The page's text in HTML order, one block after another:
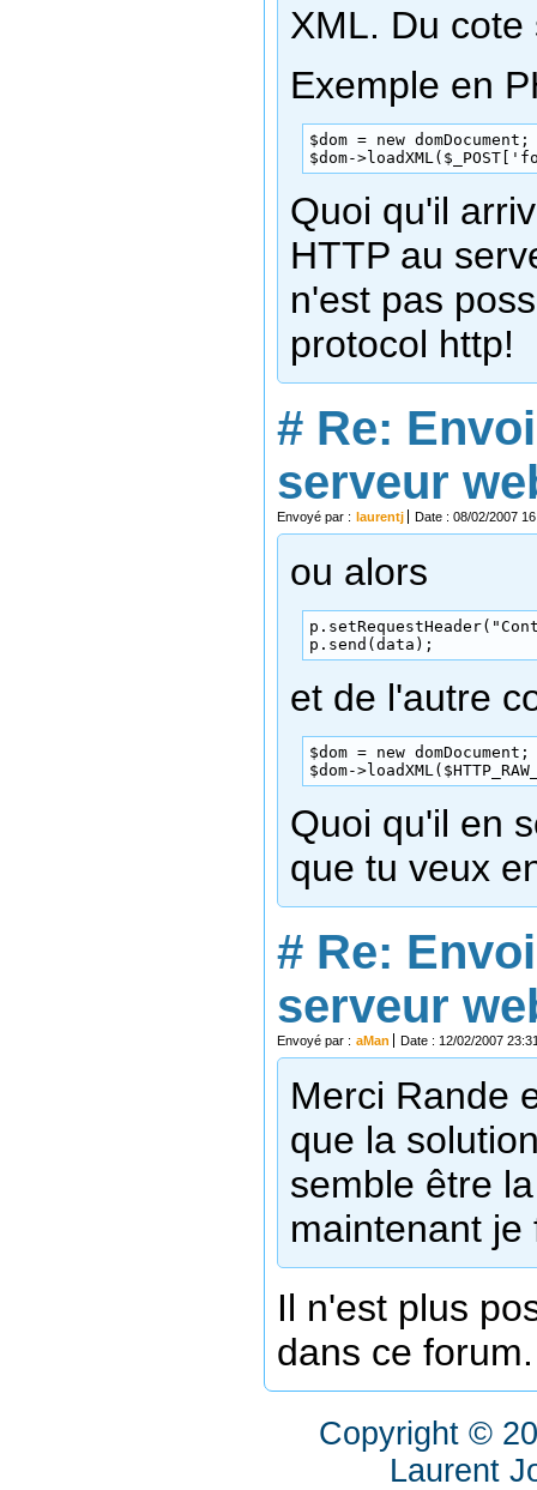
XML. Du
Exemple en
$dom = new domDocument;
$dom-
Quoi qu'il
HTTP au
n'est pas
protocol http!
# Re:
serveur
Envoyé par : laurentj Date : 08/02/2007
ou alors
p.send(data);
et de l'autre
$dom = new domDocument;
$dom-
Quoi qu'il en
que tu veux
# Re:
serveur
Envoyé par : aMan Date : 12/02/2007
Merci Rande
que la
semble être
maintenant
Il n'est plus
dans ce forum.
Copyright ©
Laurent